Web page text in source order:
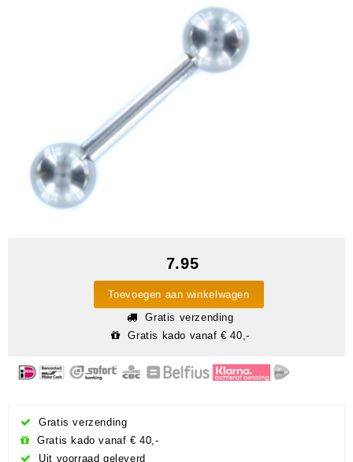
7.95
Toevoegen aan winkelwagen
Gratis verzending
Gratis kado vanaf € 40,-
Gratis verzending
Gratis kado vanaf € 40,-
Uit voorraad geleverd